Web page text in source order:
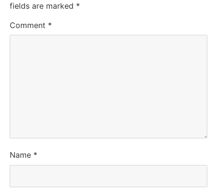
fields are marked *
Comment *
Name *